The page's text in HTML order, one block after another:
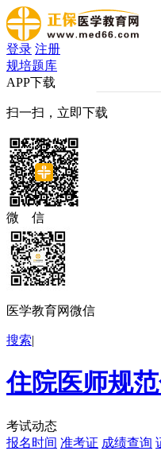
登录 注册
规培题库
APP下载
扫一扫，立即下载
微 信
医学教育网微信
搜索|
住院医师规
考试动态
报名时间 准考证 成绩查询